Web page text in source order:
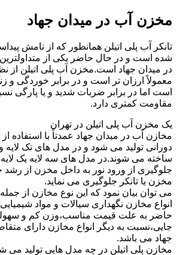
مخزن آب در میدان جهاد
تانکر آب پلی اتیلن همانطور که از نامش
شده است و در حال حاضر یکی از متداولترین
در میدان جهاد است.مخزن آب پلی اتیلن از
معمولاً ارزان تر است و در برابر خوردگی و
است اما در برابر ضربات شدید و یا پارگی
مقاومت کمتری دارد.
یک مخزن آب پلی اتیلن در تهران
مخازن آب در میدان جهاد عمدتاً با استفاده
دورانی تولید می شود و در مدل های تک
ساخته می شوند.در مدل های سه لایه یک
جلوگیری از ورود نور به داخل مخزن از
مخزن یا تانکر جلوگیری می نماید.
می توان بیان نمود که این نوع مخازن از
انواع مخازن نگهداری سیالات و مواد
حاضر به علت قیمت مناسب،وزن کم و
جایی،نسبت به دیگر انواع مخازن دارای
جهاد می باشد.
مخازن پلی اتیلن در چه مدل هایی تولید می